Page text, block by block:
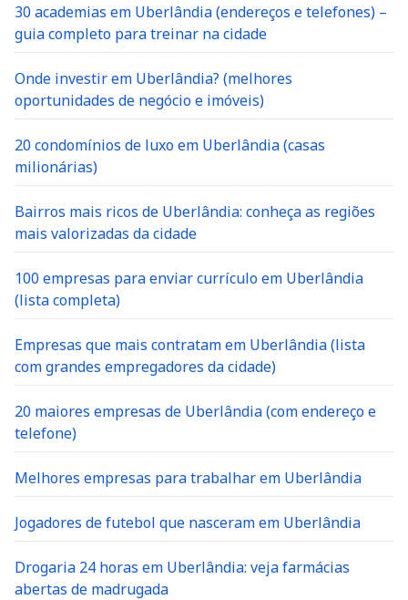
30 academias em Uberlândia (endereços e telefones) –
guia completo para treinar na cidade
Onde investir em Uberlândia? (melhores
oportunidades de negócio e imóveis)
20 condomínios de luxo em Uberlândia (casas
milionárias)
Bairros mais ricos de Uberlândia: conheça as regiões
mais valorizadas da cidade
100 empresas para enviar currículo em Uberlândia
(lista completa)
Empresas que mais contratam em Uberlândia (lista
com grandes empregadores da cidade)
20 maiores empresas de Uberlândia (com endereço e
telefone)
Melhores empresas para trabalhar em Uberlândia
Jogadores de futebol que nasceram em Uberlândia
Drogaria 24 horas em Uberlândia: veja farmácias
abertas de madrugada